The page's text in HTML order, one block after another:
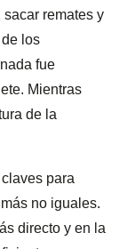
remates y
los
fue
Mientras
de la
para
no iguales.
directo y en la